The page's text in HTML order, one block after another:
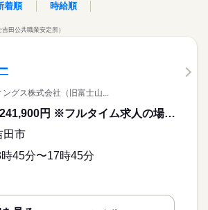
着順 時給順
田公共職業安定所）
グス株式会社（旧富士山...
218,428円〜241,900円 ※フルタイム求人の場合は月額（換算額）、パート求人の場合は時間額を表示しています。
田市
45分〜17時45分